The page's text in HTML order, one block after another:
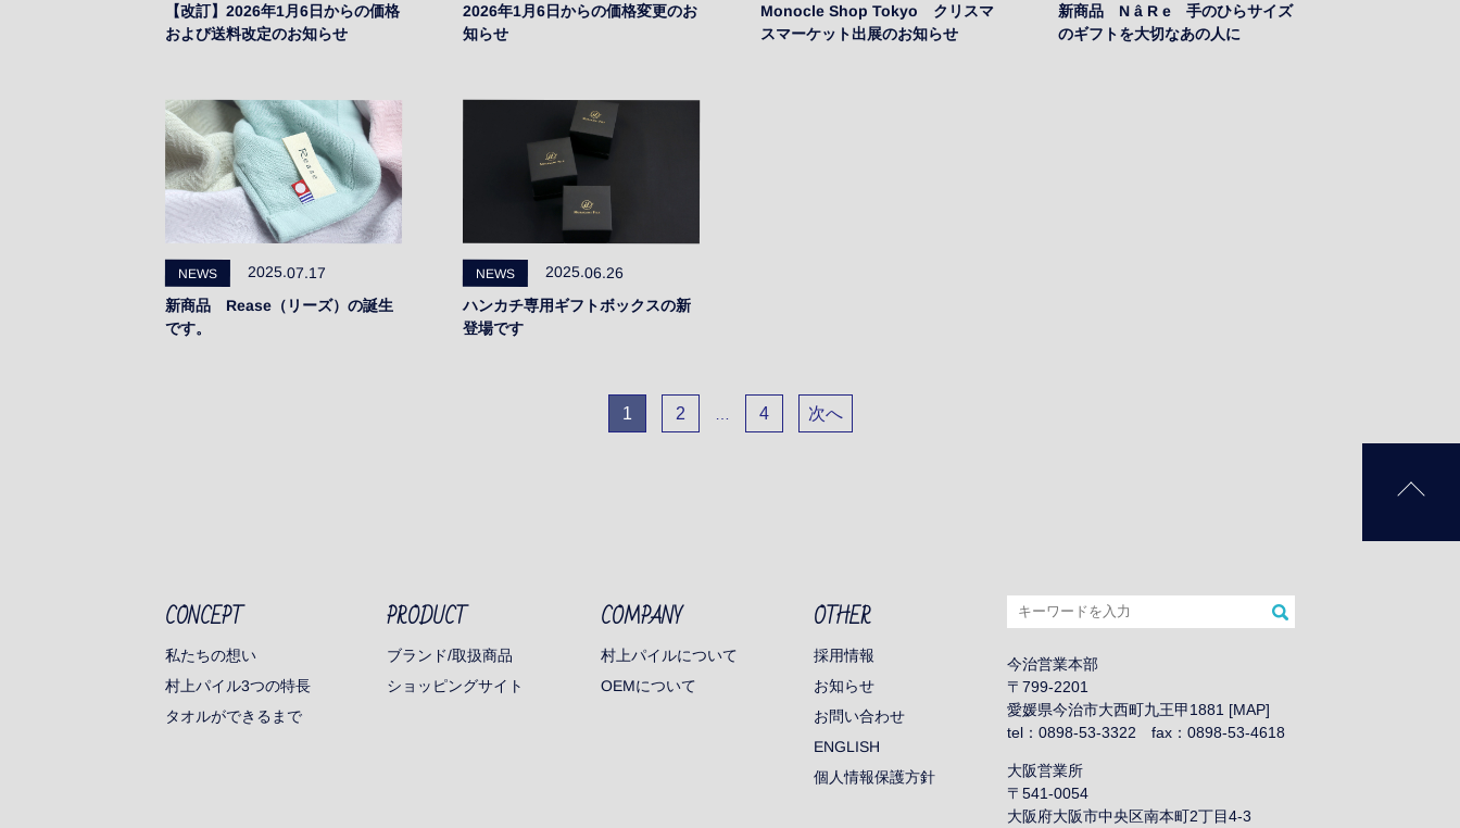
【改訂】2026年1月6日からの価格
および送料改定のお知らせ
2026年1月6日からの価格変更のお
知らせ
Monocle Shop Tokyo クリスマ
スマーケット出展のお知らせ
新商品 N â R e 手のひらサイズ
のギフトを大切なあの人に
NEWS 2025.07.17
新商品 Rease（リーズ）の誕生
です。
NEWS 2025.06.26
ハンカチ専用ギフトボックスの新
登場です
1 2 4 次へ
CONCEPT
私たちの想い
村上パイル3つの特長
タオルができるまで
PRODUCT
ブランド/取扱商品
ショッピングサイト
COMPANY
村上パイルについて
OEMについて
OTHER
採用情報
お知らせ
お問い合わせ
ENGLISH
個人情報保護方針
今治営業本部
〒799-2201
愛媛県今治市大西町九王甲1881 [MAP]
tel：0898-53-3322 fax：0898-53-4618
大阪営業所
〒541-0054
大阪府大阪市中央区南本町2丁目4-3